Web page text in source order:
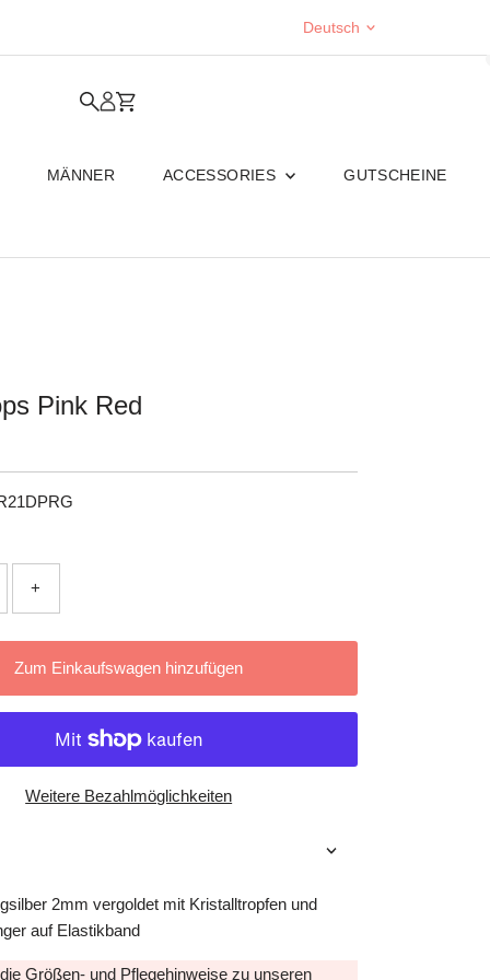
Deutsch
MÄNNER ACCESSORIES GUTSCHEINE
Pink Red
+
Zum Einkaufswagen hinzufügen
Weitere Bezahlmöglichkeiten
2mm vergoldet mit Kristalltropfen und
auf Elastikband
Größen- und Pflegehinweisezu unseren